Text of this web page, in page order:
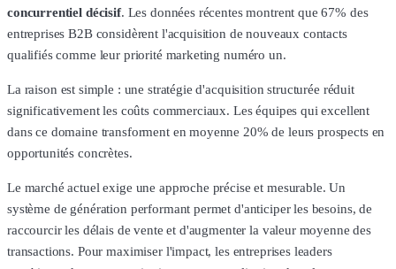
concurrentiel décisif. Les données récentes montrent que 67% des
entreprises B2B considèrent l'acquisition de nouveaux contacts
qualifiés comme leur priorité marketing numéro un.
La raison est simple : une stratégie d'acquisition structurée réduit
significativement les coûts commerciaux. Les équipes qui excellent
dans ce domaine transforment en moyenne 20% de leurs prospects en
opportunités concrètes.
Le marché actuel exige une approche précise et mesurable. Un
système de génération performant permet d'anticiper les besoins, de
raccourcir les délais de vente et d'augmenter la valeur moyenne des
transactions. Pour maximiser l'impact, les entreprises leaders